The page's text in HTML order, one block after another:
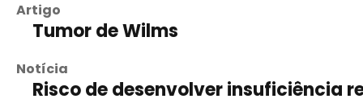
Artigo
Tumor de Wilms
Notícia
Risco de desenvolver insuficiência